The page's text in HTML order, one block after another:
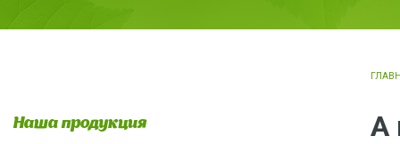
Наша продукция А